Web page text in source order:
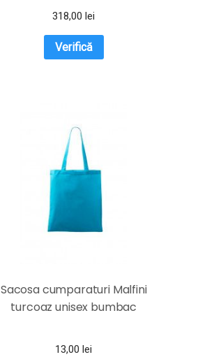
318,00lei
Verifică
Sacosa cumparaturi Malfini
turcoaz unisex bumbac
13,00 lei